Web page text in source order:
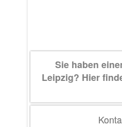
Sie haben
Leipzig? Hier